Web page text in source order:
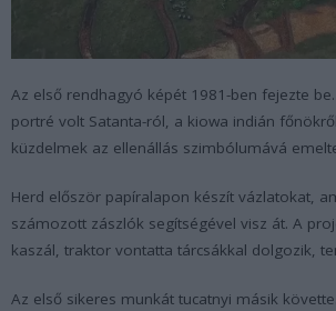
Az első rendhagyó képét 1981-ben fejezte
portré volt Satanta-ról, a kiowa indián
küzdelmek az ellenállás szimbólumává
Herd először papíralapon készít vázlatokat,
számozott zászlók segítségével visz át. A
kaszál, traktor vontatta tárcsákkal dolgozik,
Az első sikeres munkát tucatnyi másik követte.